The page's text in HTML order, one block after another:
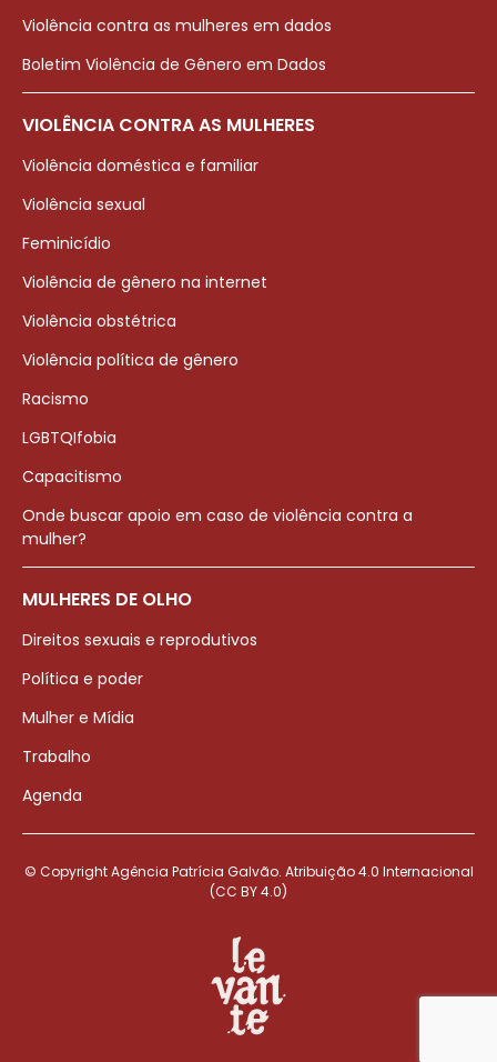
Violência contra as mulheres em dados
Boletim Violência de Gênero em Dados
VIOLÊNCIA CONTRA AS MULHERES
Violência doméstica e familiar
Violência sexual
Feminicídio
Violência de gênero na internet
Violência obstétrica
Violência política de gênero
Racismo
LGBTQIfobia
Capacitismo
Onde buscar apoio em caso de violência contra a
mulher?
MULHERES DE OLHO
Direitos sexuais e reprodutivos
Política e poder
Mulher e Mídia
Trabalho
Agenda
© Copyright Agência Patrícia Galvão. Atribuição 4.0 Internacional
(CC BY 4.0)